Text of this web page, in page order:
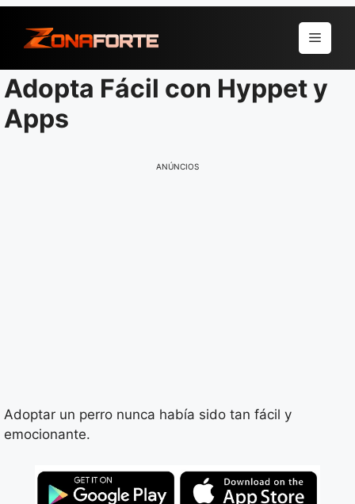
para
conteúdo
Menu
Adopta Fácil con Hyppet y
Apps
ANÚNCIOS
Adoptar un perro nunca había sido tan fácil y
emocionante.